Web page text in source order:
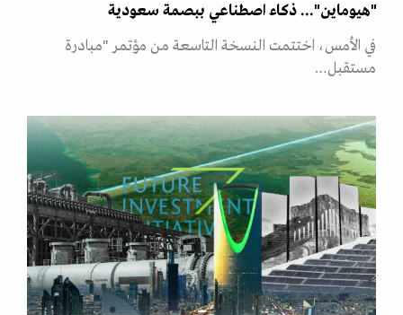
"هيوماين"... ذكاء اصطناعي ببصمة سعودية
في الأمس، اختتمت النسخة التاسعة من مؤتمر "مبادرة
مستقبل…